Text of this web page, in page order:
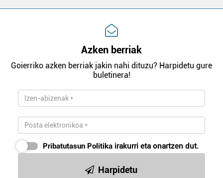
Azken berriak
Goierriko azken berriak jakin nahi dituzu? Harpidetu gure
buletinera!
Pribatutasun Politika irakurri eta onartzen dut.
Harpidetu